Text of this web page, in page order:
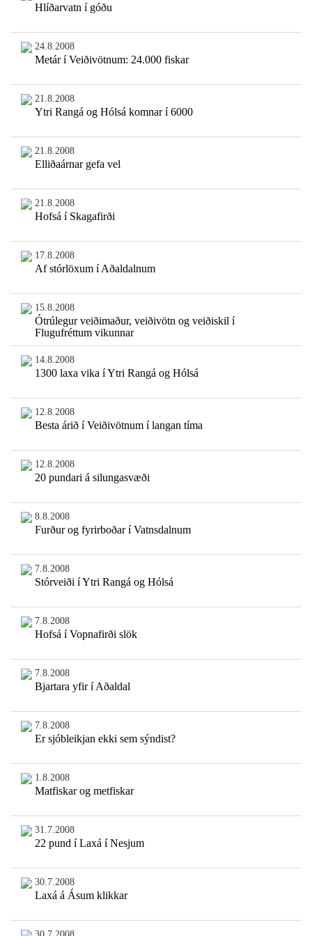
Hlíðarvatn í góðu
24.8.2008
Metár í Veiðivötnum: 24.000 fiskar
21.8.2008
Ytri Rangá og Hólsá komnar í 6000
21.8.2008
Elliðaárnar gefa vel
21.8.2008
Hofsá í Skagafirði
17.8.2008
Af stórlöxum í Aðaldalnum
15.8.2008
Ótrúlegur veiðimaður, veiðivötn og veiðiskil í
Flugufréttum vikunnar
14.8.2008
1300 laxa vika í Ytri Rangá og Hólsá
12.8.2008
Besta árið í Veiðivötnum í langan tíma
12.8.2008
20 pundari á silungasvæði
8.8.2008
Furður og fyrirboðar í Vatnsdalnum
7.8.2008
Stórveiði í Ytri Rangá og Hólsá
7.8.2008
Hofsá í Vopnafirði slök
7.8.2008
Bjartara yfir í Aðaldal
7.8.2008
Er sjóbleikjan ekki sem sýndist?
1.8.2008
Matfiskar og metfiskar
31.7.2008
22 pund í Laxá í Nesjum
30.7.2008
Laxá á Ásum klikkar